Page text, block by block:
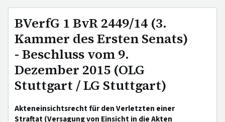
BVerfG 1 BvR 2449/14 (3.
Kammer des Ersten Senats)
- Beschluss vom 9.
Dezember 2015 (OLG
Stuttgart / LG Stuttgart)
Akteneinsichtsrecht für den Verletzten einer
Straftat (Versagung von Einsicht in die Akten